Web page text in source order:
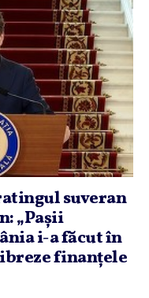
suveran
„Paşii
i-a făcut în
finanţele